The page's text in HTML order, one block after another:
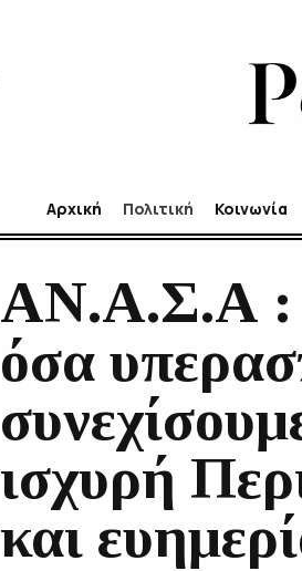
Αρχική Πολιτική Κοινωνία
ΑΝ.Α.Σ.Α :
όσα
ισχυρή
και